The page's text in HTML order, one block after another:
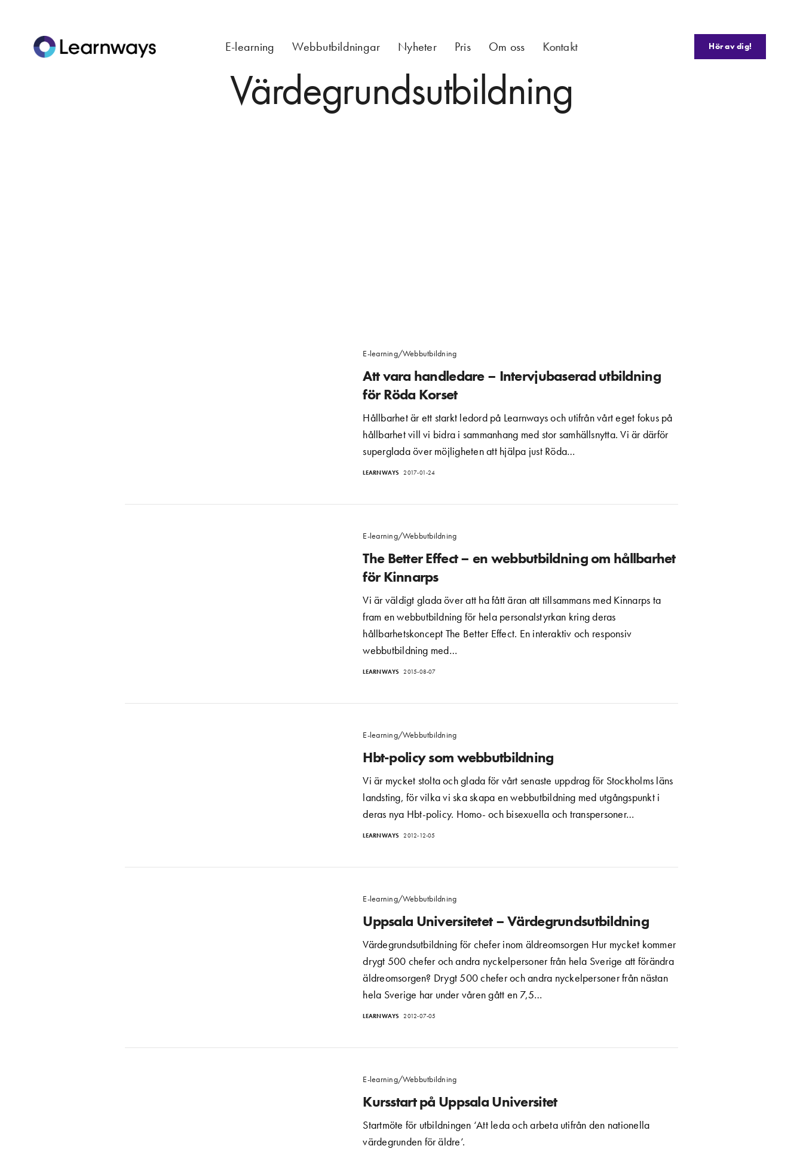
E-learning Webbutbildningar Nyheter Pris Om oss Kontakt Hör av dig!
Värdegrundsutbildning
E-learning/Webbutbildning
Att vara handledare – Intervjubaserad utbildning
för Röda Korset
Hållbarhet är ett starkt ledord på Learnways och utifrån vårt eget fokus på
hållbarhet vill vi bidra i sammanhang med stor samhällsnytta. Vi är därför
superglada över möjligheten att hjälpa just Röda…
LEARNWAYS 2017-01-24
E-learning/Webbutbildning
The Better Effect – en webbutbildning om hållbarhet
för Kinnarps
Vi är väldigt glada över att ha fått äran att tillsammans med Kinnarps ta
fram en webbutbildning för hela personalstyrkan kring deras
hållbarhetskoncept The Better Effect. En interaktiv och responsiv
webbutbildning med…
LEARNWAYS 2015-08-07
E-learning/Webbutbildning
Hbt-policy som webbutbildning
Vi är mycket stolta och glada för vårt senaste uppdrag för Stockholms läns
landsting, för vilka vi ska skapa en webbutbildning med utgångspunkt i
deras nya Hbt-policy. Homo- och bisexuella och transpersoner…
LEARNWAYS 2012-12-05
E-learning/Webbutbildning
Uppsala Universitetet – Värdegrundsutbildning
Värdegrundsutbildning för chefer inom äldreomsorgen Hur mycket kommer
drygt 500 chefer och andra nyckelpersoner från hela Sverige att förändra
äldreomsorgen? Drygt 500 chefer och andra nyckelpersoner från nästan
hela Sverige har under våren gått en 7,5…
LEARNWAYS 2012-07-05
E-learning/Webbutbildning
Kursstart på Uppsala Universitet
Startmöte för utbildningen ‘Att leda och arbeta utifrån den nationella
värdegrunden för äldre’.